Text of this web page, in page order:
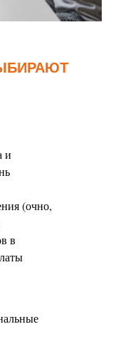
и
(очно,
в